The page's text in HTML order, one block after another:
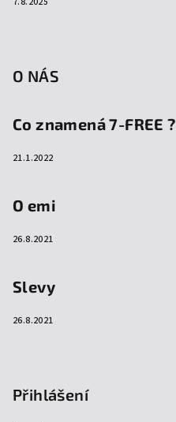
O NÁS
Co znamená 7-FREE ?
21.1.2022
O emi
26.8.2021
Slevy
26.8.2021
Přihlášení